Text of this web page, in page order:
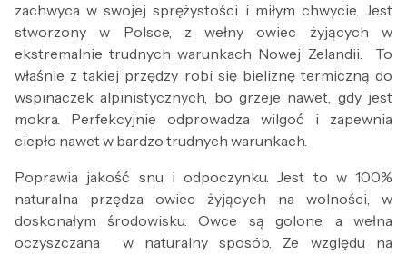
zachwyca w swojej sprężystości i miłym chwycie. Jest
stworzony w Polsce, z wełny owiec żyjących w
ekstremalnie trudnych warunkach Nowej Zelandii. To
właśnie z takiej przędzy robi się bieliznę termiczną do
wspinaczek alpinistycznych, bo grzeje nawet, gdy jest
mokra. Perfekcyjnie odprowadza wilgoć i zapewnia
ciepło nawet w bardzo trudnych warunkach.
Poprawia jakość snu i odpoczynku. Jest to w 100%
naturalna przędza owiec żyjących na wolności, w
doskonałym środowisku. Owce są golone, a wełna
oczyszczana w naturalny sposób. Ze względu na